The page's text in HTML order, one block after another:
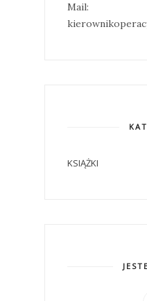
Mail:
KSIĄŻKI